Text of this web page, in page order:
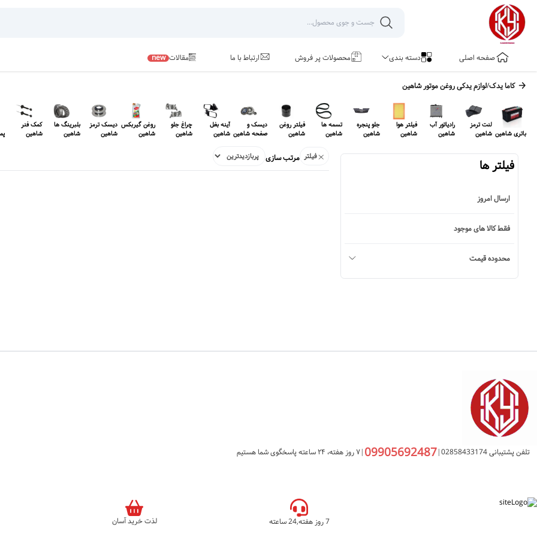
صفحه اصلی دسته بندی محصولات پر فروش ارتباط با ما مقالات new
کاما یدک/لوازم یدکیروغن موتور شاهین
باتری شاهین
لنت ترمز
شاهین
رادیاتور آب
شاهین
فیلتر هوا
شاهین
جلو پنجره
شاهین
تسمه ها
شاهین
فیلتر روغن
شاهین
دیسک و
صفحه شاهین
آینه بغل
شاهین
چراغ جلو
شاهین
روغن گیربکس
شاهین
دیسک ترمز
شاهین
بلبرینگ ها
شاهین
کمک فنر
شاهین
فیلتر ها
ارسال امروز
فقط کالا های موجود
محدوده قیمت
فیلتر مرتب سازی
تلفن پشتیبانی 02858433174 |
09905692487
|۷ روز هفته، ۲۴ ساعته پاسخگوی شما هستیم
7 روز هفته,24 ساعته لذت خرید آسان